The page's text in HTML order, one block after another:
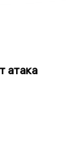
атака